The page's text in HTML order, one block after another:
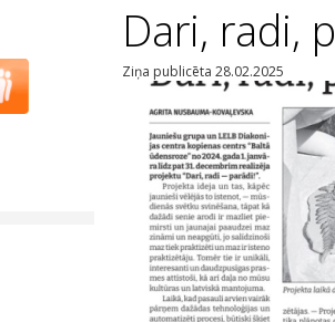
Dari, radi,
Ziņa publicēta 28.02.2025